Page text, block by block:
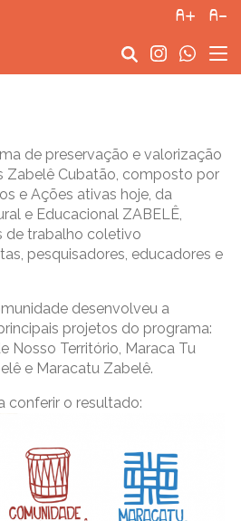
a+ a-
de preservação e valorização
Zabelê Cubatão, composto por
e Ações ativas hoje, da
e Educacional ZABELÊ,
de trabalho coletivo
pesquisadores, educadores e
desenvolveu a
projetos do programa:
Nosso Território, Maraca Tu
e Maracatu Zabelê.
conferir o resultado: